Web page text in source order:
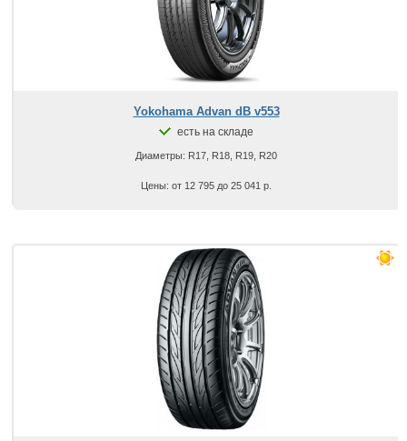
Yokohama Advan dB v553
есть на складе
Диаметры: R17, R18, R19, R20
Цены: от 12 795 до 25 041 р.